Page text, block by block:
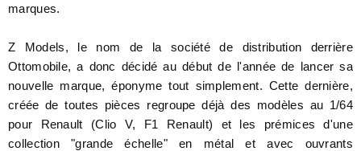
marques.
Z Models, le nom de la société de distribution derrière
Ottomobile, a donc décidé au début de l'année de lancer sa
nouvelle marque, éponyme tout simplement. Cette dernière,
créée de toutes pièces regroupe déjà des modèles au 1/64
pour Renault (Clio V, F1 Renault) et les prémices d'une
collection "grande échelle" en métal et avec ouvrants